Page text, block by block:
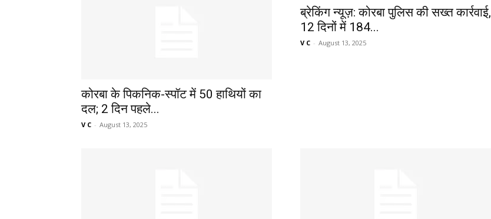
कोरबा के पिकनिक-स्पॉट में 50 हाथियों का
दल; 2 दिन पहले...
V C - August 13, 2025
ब्रेकिंग न्यूज़: कोरबा पुलिस की सख्त कार्रवाई,
12 दिनों में 184...
V C - August 13, 2025